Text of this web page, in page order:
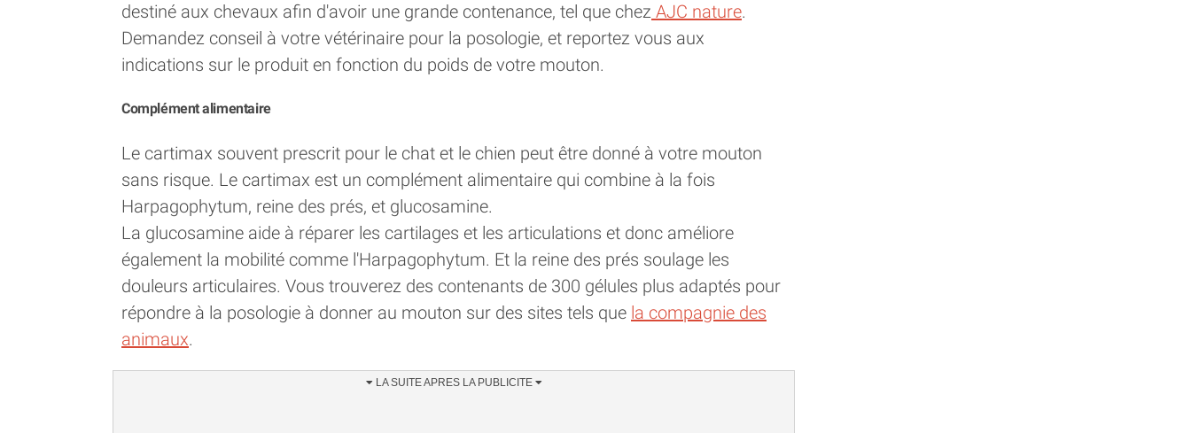
destiné aux chevaux afin d'avoir une grande contenance, tel que chez AJC nature.
Demandez conseil à votre vétérinaire pour la posologie, et reportez vous aux
indications sur le produit en fonction du poids de votre mouton.
Complément alimentaire
Le cartimax souvent prescrit pour le chat et le chien peut être donné à votre mouton
sans risque. Le cartimax est un complément alimentaire qui combine à la fois
Harpagophytum, reine des prés, et glucosamine.
La glucosamine aide à réparer les cartilages et les articulations et donc améliore
également la mobilité comme l'Harpagophytum. Et la reine des prés soulage les
douleurs articulaires. Vous trouverez des contenants de 300 gélules plus adaptés pour
répondre à la posologie à donner au mouton sur des sites tels que la compagnie des
animaux.